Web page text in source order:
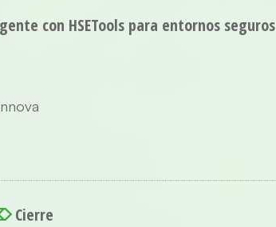
con HSETools para entornos seguros
Cierre